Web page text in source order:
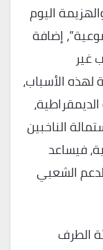
اليوم
إضافة
غير
الأسباب،
الناخبين
فيساعد
الشعبي
الطرف